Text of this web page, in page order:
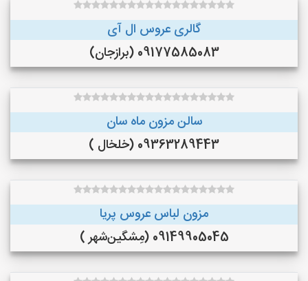
گالری عروس ال آی
09177585083 (برازجان)
سالن مزون ماه سان
09363289443 (خلخال )
مزون لباس عروس پریا
09149905045 (مِشگین‌شهر )